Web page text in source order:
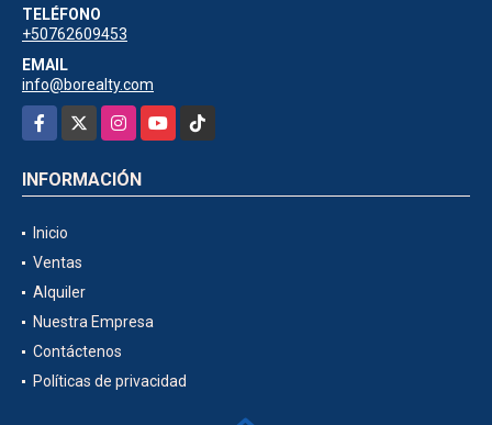
TELÉFONO
+50762609453
EMAIL
info@borealty.com
Facebook
InstagramYouTubeTikTok
INFORMACIÓN
Inicio
Ventas
Alquiler
Nuestra Empresa
Contáctenos
Políticas de privacidad